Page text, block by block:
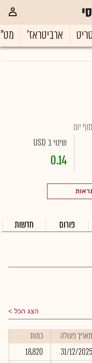
ארביטראז'
סוף יום
שינוי ב USD
0.14
פורום חדשות
הצג הכל
תאריך פעולה כמות
31/12/2025
18,820